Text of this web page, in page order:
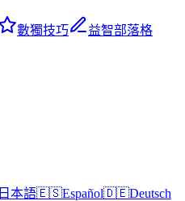
數獨技巧
益智部落格
日本語🇪🇸Español🇩🇪Deutsch